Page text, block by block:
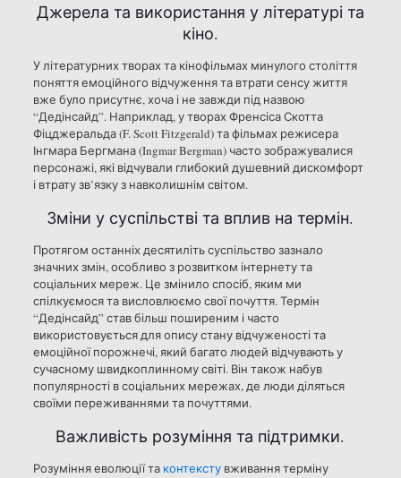
Джерела та використання у літературі та
кіно.
У літературних творах та кінофільмах минулого століття
поняття емоційного відчуження та втрати сенсу життя
вже було присутнє, хоча і не завжди під назвою
“Дедінсайд”. Наприклад, у творах Френсіса Скотта
Фіцджеральда (F. Scott Fitzgerald) та фільмах режисера
Інгмара Бергмана (Ingmar Bergman) часто зображувалися
персонажі, які відчували глибокий душевний дискомфорт
і втрату зв’язку з навколишнім світом.
Зміни у суспільстві та вплив на термін.
Протягом останніх десятиліть суспільство зазнало
значних змін, особливо з розвитком інтернету та
соціальних мереж. Це змінило спосіб, яким ми
спілкуємося та висловлюємо свої почуття. Термін
“Дедінсайд” став більш поширеним і часто
використовується для опису стану відчуженості та
емоційної порожнечі, який багато людей відчувають у
сучасному швидкоплинному світі. Він також набув
популярності в соціальних мережах, де люди діляться
своїми переживаннями та почуттями.
Важливість розуміння та підтримки.
Розуміння еволюції та контекстувживання терміну